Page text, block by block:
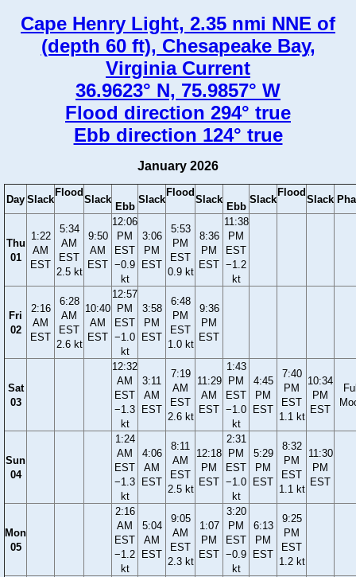
Cape Henry Light, 2.35 nmi NNE of
(depth 60 ft), Chesapeake Bay,
Virginia Current
36.9623° N, 75.9857° W
Flood direction 294° true
Ebb direction 124° true
January 2026
Day Slack
Flood
Slack
Ebb
Slack
Flood
Slack
Ebb
Slack
Flood
Slack
Thu
01
1:22
AM
EST
5:34
AM
EST
2.5 kt
9:50
AM
EST
12:06
PM
EST
−0.9
kt
3:06
PM
EST
5:53
PM
EST
0.9 kt
8:36
PM
EST
11:38
PM
EST
−1.2
kt
Fri
02
2:16
AM
EST
6:28
AM
EST
2.6 kt
10:40
AM
EST
12:57
PM
EST
−1.0
kt
3:58
PM
EST
6:48
PM
EST
1.0 kt
9:36
PM
EST
Sat
03
12:32
AM
EST
−1.3
kt
3:11
AM
EST
7:19
AM
EST
2.6 kt
11:29
AM
EST
1:43
PM
EST
−1.0
kt
4:45
PM
EST
7:40
PM
EST
1.1 kt
10:34
PM
EST
Sun
04
1:24
AM
EST
−1.3
kt
4:06
AM
EST
8:11
AM
EST
2.5 kt
12:18
PM
EST
2:31
PM
EST
−1.0
kt
5:29
PM
EST
8:32
PM
EST
1.1 kt
11:30
PM
EST
Mon
05
2:16
AM
EST
−1.2
kt
5:04
AM
EST
9:05
AM
EST
2.3 kt
1:07
PM
EST
3:20
PM
EST
−0.9
kt
6:13
PM
EST
9:25
PM
EST
1.2 kt